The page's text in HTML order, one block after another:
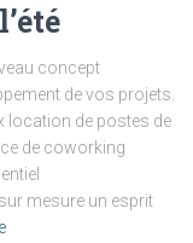
concept
de vos projets.
location de postes de
de coworking
mesure un esprit